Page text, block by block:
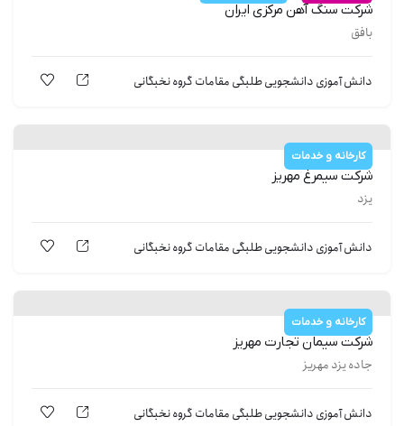
شركت سنگ آهن مركزی ایران
بافق
دانش آموزیدانشجوییطلبگیمقاماتگروه نخبگانی
کارخانه و خدمات
شركت سيمرغ مهريز
یزد
دانش آموزیدانشجوییطلبگیمقاماتگروه نخبگانی
کارخانه و خدمات
شركت سيمان تجارت مهريز
جاده یزد مهریز
دانش آموزیدانشجوییطلبگیمقاماتگروه نخبگانی